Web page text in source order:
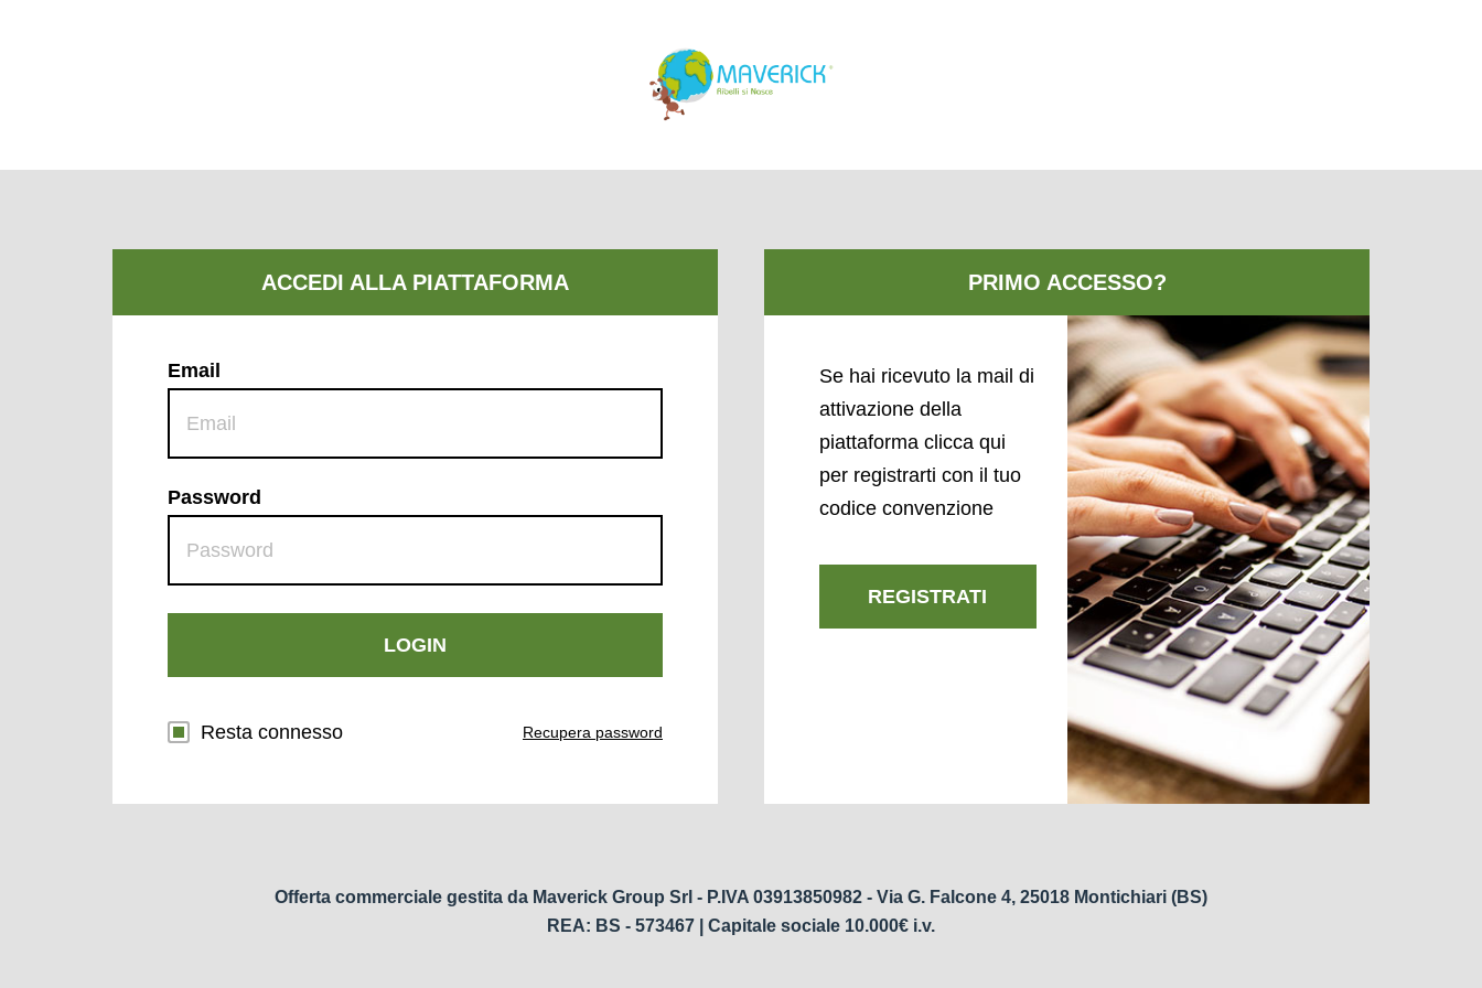
Email
Password
LOGIN
Resta connesso Recupera password
Se hai ricevuto la mail di
attivazione della
piattaforma clicca qui
per registrarti con il tuo
codice convenzione
REGISTRATI
Offerta commerciale gestita da Maverick Group Srl - P.IVA 03913850982 - Via G. Falcone 4, 25018 Montichiari (BS)
REA: BS - 573467 | Capitale sociale 10.000€ i.v.